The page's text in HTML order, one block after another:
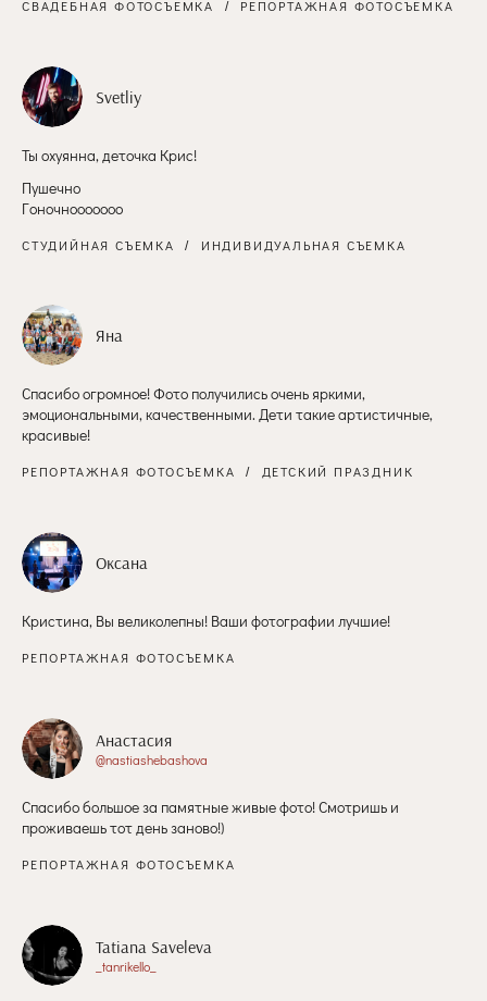
СВАДЕБНАЯ ФОТОСЪЕМКА РЕПОРТАЖНАЯ ФОТОСЪЕМКА
Svetliy
Ты охуянна, деточка Крис!
Пушечно
Гоночнооооооо
СТУДИЙНАЯ СЪЕМКА ИНДИВИДУАЛЬНАЯ СЪЕМКА
Яна
Спасибо огромное! Фото получились очень яркими,
эмоциональными, качественными. Дети такие артистичные,
красивые!
РЕПОРТАЖНАЯ ФОТОСЪЕМКА ДЕТСКИЙ ПРАЗДНИК
Оксана
Кристина, Вы великолепны! Ваши фотографии лучшие!
РЕПОРТАЖНАЯ ФОТОСЪЕМКА
Анастасия
@nastiashebashova
Спасибо большое за памятные живые фото! Смотришь и
проживаешь тот день заново!)
РЕПОРТАЖНАЯ ФОТОСЪЕМКА
Tatiana Saveleva
_tanrikello_